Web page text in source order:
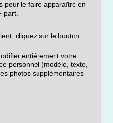
pour le faire apparaître en
part.
cliquez sur le bouton
entiérement votre
personnel (modéle, texte,
photos supplémentaires